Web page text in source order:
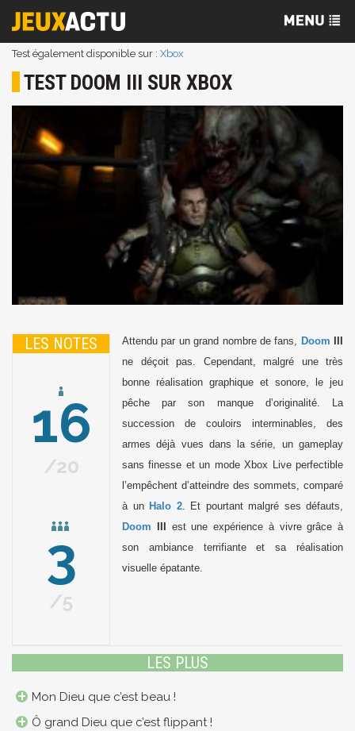
Test également disponible sur : Xbox
TEST DOOM III SUR XBOX
LES NOTES
16
20
3
5
Attendu par un grand nombre de fans, Doom
ne déçoit pas. Cependant, malgré une très
bonne réalisation graphique et sonore, le jeu
pêche par son manque d’originalité. La
succession de couloirs interminables, des
armes déjà vues dans la série, un gameplay
sans finesse et un mode Xbox Live perfectible
l’empêchent d’atteindre des sommets, comparé
à un Halo 2. Et pourtant malgré ses défauts,
Doom
est une expérience à vivre grâce à
son ambiance terrifiante et sa réalisation
visuelle épatante.
LES PLUS
Mon Dieu que c’est beau !
Ô grand Dieu que c’est flippant !